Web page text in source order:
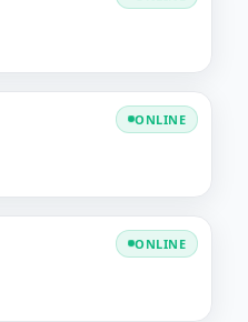
ONLINE
ONLINE